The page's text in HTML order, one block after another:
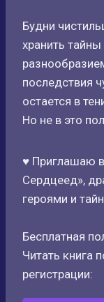
Будни
хранить
последствия
остается в
Но не в это
♥ Приглашаю
Сердцеед»,
героями и
Бесплатная
Читать книга
регистрации: